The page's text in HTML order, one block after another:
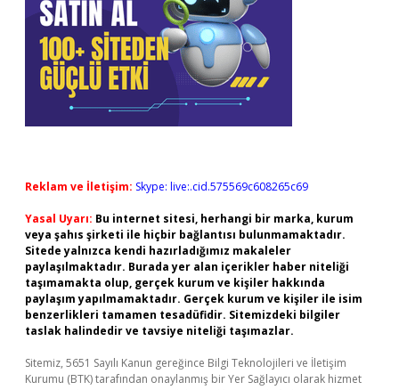
Reklam ve İletişim: Skype: live:.cid.575569c608265c69
Yasal Uyarı: Bu internet sitesi, herhangi bir marka, kurum
veya şahıs şirketi ile hiçbir bağlantısı bulunmamaktadır.
Sitede yalnızca kendi hazırladığımız makaleler
paylaşılmaktadır. Burada yer alan içerikler haber niteliği
taşımamakta olup, gerçek kurum ve kişiler hakkında
paylaşım yapılmamaktadır. Gerçek kurum ve kişiler ile isim
benzerlikleri tamamen tesadüfidir. Sitemizdeki bilgiler
taslak halindedir ve tavsiye niteliği taşımazlar.
Sitemiz, 5651 Sayılı Kanun gereğince Bilgi Teknolojileri ve İletişim
Kurumu (BTK) tarafından onaylanmış bir Yer Sağlayıcı olarak hizmet